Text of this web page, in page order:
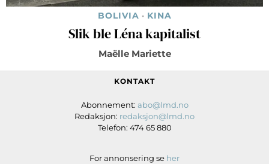
BOLIVIA · KINA
Slik ble Léna kapitalist
Maëlle Mariette
KONTAKT
Abonnement: abo@lmd.no
Redaksjon: redaksjon@lmd.no
Telefon: 474 65 880
For annonsering se her